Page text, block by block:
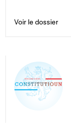
Voir le dossier